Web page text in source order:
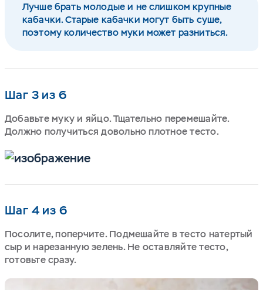
Лучше брать молодые и не слишком крупные
кабачки. Старые кабачки могут быть суше,
поэтому количество муки может разниться.
Шаг 3 из 6
Добавьте муку и яйцо. Тщательно перемешайте.
Должно получиться довольно плотное тесто.
Шаг 4 из 6
Посолите, поперчите. Подмешайте в тесто натертый
сыр и нарезанную зелень. Не оставляйте тесто,
готовьте сразу.